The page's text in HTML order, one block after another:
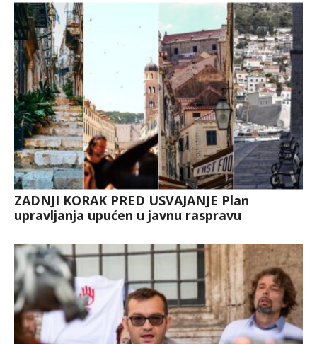
ZADNJI KORAK PRED USVAJANJE Plan
upravljanja upućen u javnu raspravu